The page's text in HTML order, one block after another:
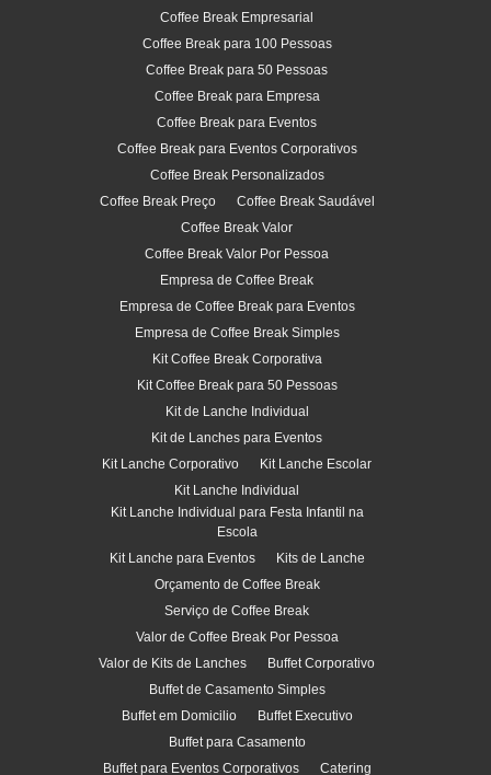
Coffee Break Empresarial
Coffee Break para 100 Pessoas
Coffee Break para 50 Pessoas
Coffee Break para Empresa
Coffee Break para Eventos
Coffee Break para Eventos Corporativos
Coffee Break Personalizados
Coffee Break Preço
Coffee Break Saudável
Coffee Break Valor
Coffee Break Valor Por Pessoa
Empresa de Coffee Break
Empresa de Coffee Break para Eventos
Empresa de Coffee Break Simples
Kit Coffee Break Corporativa
Kit Coffee Break para 50 Pessoas
Kit de Lanche Individual
Kit de Lanches para Eventos
Kit Lanche Corporativo
Kit Lanche Escolar
Kit Lanche Individual
Kit Lanche Individual para Festa Infantil na
Escola
Kit Lanche para Eventos
Kits de Lanche
Orçamento de Coffee Break
Serviço de Coffee Break
Valor de Coffee Break Por Pessoa
Valor de Kits de Lanches
Buffet Corporativo
Buffet de Casamento Simples
Buffet em Domicilio
Buffet Executivo
Buffet para Casamento
Buffet para Eventos Corporativos
Catering